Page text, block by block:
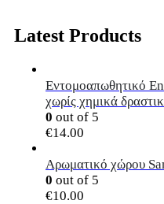
Latest Products
Εντομοαπωθητικό
χωρίς χημικά
0 out of 5
€14.00
Αρωματικό χώρου
0 out of 5
€10.00